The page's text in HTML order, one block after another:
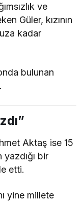
ve
Güler, kızının
kadar
bulunan
Aktaş ise 15
bir
etti.
yine millete